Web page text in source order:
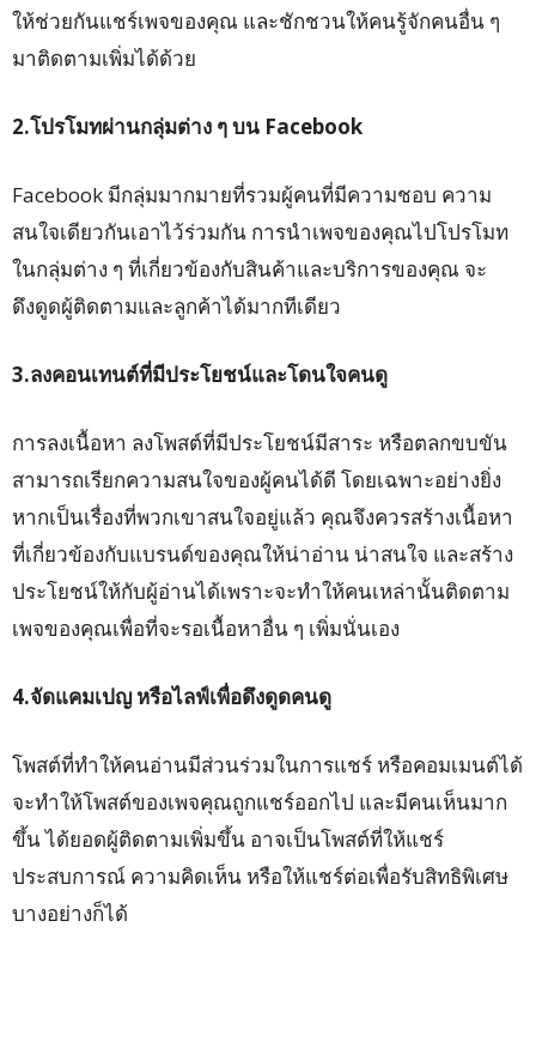
ให้ช่วยกันแชร์เพจของคุณ และชักชวนให้คนรู้จักคนอื่น ๆ
มาติดตามเพิ่มได้ด้วย
2.โปรโมทผ่านกลุ่มต่าง ๆ บน Facebook
Facebook มีกลุ่มมากมายที่รวมผู้คนที่มีความชอบ ความ
สนใจเดียวกันเอาไว้ร่วมกัน การนำเพจของคุณไปโปรโมท
ในกลุ่มต่าง ๆ ที่เกี่ยวข้องกับสินค้าและบริการของคุณ จะ
ดึงดูดผู้ติดตามและลูกค้าได้มากทีเดียว
3.ลงคอนเทนต์ที่มีประโยชน์และโดนใจคนดู
การลงเนื้อหา ลงโพสต์ที่มีประโยชน์มีสาระ หรือตลกขบขัน
สามารถเรียกความสนใจของผู้คนได้ดี โดยเฉพาะอย่างยิ่ง
หากเป็นเรื่องที่พวกเขาสนใจอยู่แล้ว คุณจึงควรสร้างเนื้อหา
ที่เกี่ยวข้องกับแบรนด์ของคุณให้น่าอ่าน น่าสนใจ และสร้าง
ประโยชน์ให้กับผู้อ่านได้เพราะจะทำให้คนเหล่านั้นติดตาม
เพจของคุณเพื่อที่จะรอเนื้อหาอื่น ๆ เพิ่มนั่นเอง
4.จัดแคมเปญ หรือไลฟ์เพื่อดึงดูดคนดู
โพสต์ที่ทำให้คนอ่านมีส่วนร่วมในการแชร์ หรือคอมเมนต์ได้
จะทำให้โพสต์ของเพจคุณถูกแชร์ออกไป และมีคนเห็นมาก
ขึ้น ได้ยอดผู้ติดตามเพิ่มขึ้น อาจเป็นโพสต์ที่ให้แชร์
ประสบการณ์ ความคิดเห็น หรือให้แชร์ต่อเพื่อรับสิทธิพิเศษ
บางอย่างก็ได้